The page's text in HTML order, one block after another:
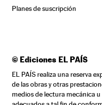
Planes de suscripción
© Ediciones EL PAÍS
EL PAÍS realiza una reserva
de las obras y otras
medios de lectura mecánica